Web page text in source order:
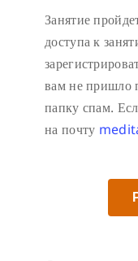
Занятие
доступа к
вам не пришло
папку спам.
на почту